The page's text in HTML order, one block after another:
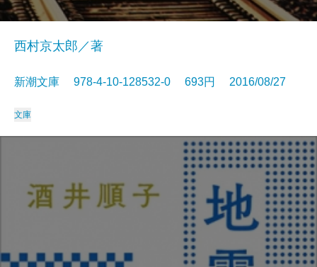
西村京太郎／著
新潮文庫 978-4-10-128532-0 693円 2016/08/27
文庫